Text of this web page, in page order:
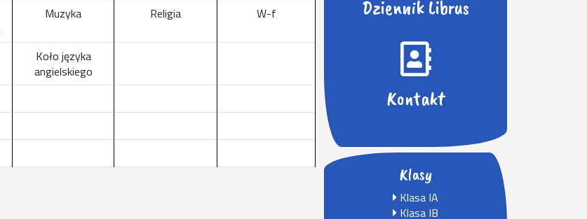
Muzyka Religia W-f
Koło języka
angielskiego
Dziennik Librus
Kontakt
Klasy
Klasa IA
Klasa IB